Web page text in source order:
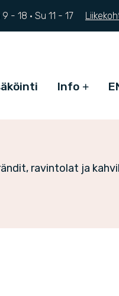
9 - 18 · Su 11 - 17
Info
ravintolat ja